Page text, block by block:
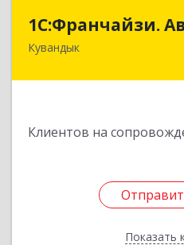
1С:Франчайзи.
Кувандык
Клиентов на
Показать
462220,